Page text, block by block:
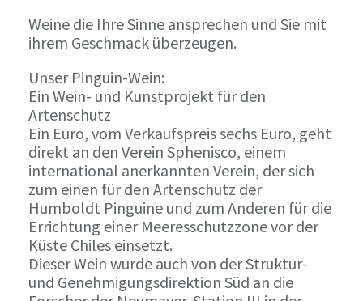
Weine die Ihre Sinne ansprechen und Sie mit
ihrem Geschmack überzeugen.
Unser Pinguin-Wein:
Ein Wein- und Kunstprojekt für den
Artenschutz
Ein Euro, vom Verkaufspreis sechs Euro, geht
direkt an den Verein Sphenisco, einem
international anerkannten Verein, der sich
zum einen für den Artenschutz der
Humboldt Pinguine und zum Anderen für die
Errichtung einer Meeresschutzzone vor der
Küste Chiles einsetzt.
Dieser Wein wurde auch von der Struktur-
und Genehmigungsdirektion Süd an die